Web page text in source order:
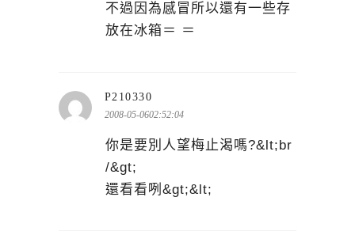
不過因為感冒所以還有一些存
放在冰箱＝ ＝
P210330
示:
2008-05-0602:52:04
你是要別人望梅止渴嗎?&lt;br
/&gt;
還看看咧&gt;&lt;